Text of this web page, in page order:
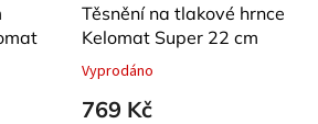
Těsnění na tlakové hrnce
Kelomat Super 22 cm
Průměrné
hodnocení
produktu
Vyprodáno
769 Kč